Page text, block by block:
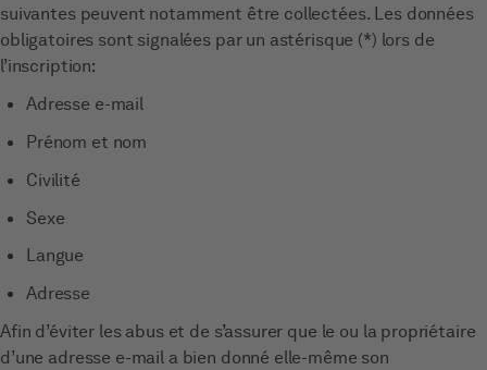
suivantes peuvent notamment être collectées. Les données
obligatoires sont signalées par un astérisque (*) lors de
l’inscription:
Adresse e-mail
Prénom et nom
Civilité
Sexe
Langue
Adresse
Afin d’éviter les abus et de s’assurer que le ou la propriétaire
d’une adresse e-mail a bien donné elle-même son